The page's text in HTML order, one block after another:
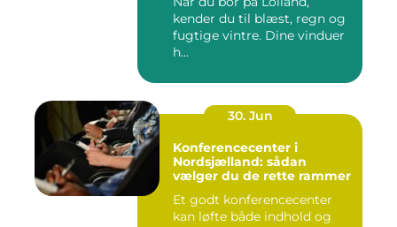
kender du til blæst, regn og
fugtige vintre. Dine vinduer
h...
30. Jun
Konferencecenter i
Nordsjælland: sådan
vælger du de rette rammer
Et godt konferencecenter
kan løfte både indhold og